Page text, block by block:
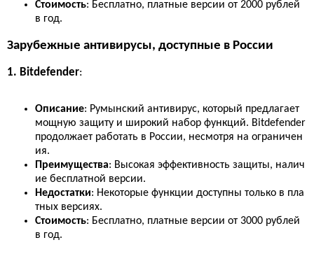
Стоимость: Бесплатно, платные версии от 2000 рублей
в год.
Зарубежные антивирусы, доступные в России
1. Bitdefender:
Описание: Румынский антивирус, который предлагает
мощную защиту и широкий набор функций. Bitdefender
продолжает работать в России, несмотря на ограничен
ия.
Преимущества: Высокая эффективность защиты, налич
ие бесплатной версии.
Недостатки: Некоторые функции доступны только в пла
тных версиях.
Стоимость: Бесплатно, платные версии от 3000 рублей
в год.